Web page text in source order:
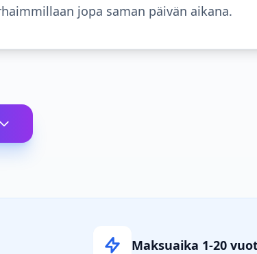
jopa saman päivän aikana.
Maksuaika 1-20